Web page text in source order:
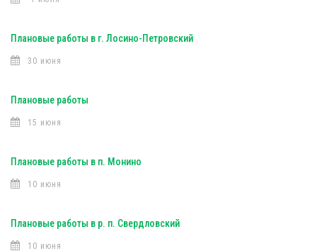
Плановые работы в г. Лосино-Петровский
30 июня
Плановые работы
15 июня
Плановые работы в п. Монино
10 июня
Плановые работы в р. п. Свердловский
10 июня